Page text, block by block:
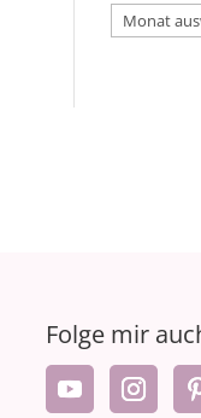
Archiv
Folge mir